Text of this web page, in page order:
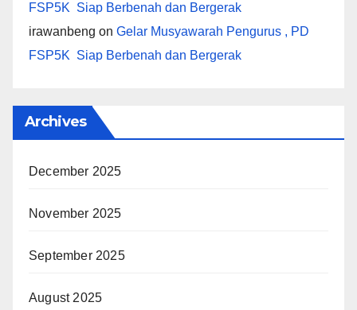
FSP5K Siap Berbenah dan Bergerak
irawanbeng on Gelar Musyawarah Pengurus , PD
FSP5K Siap Berbenah dan Bergerak
Archives
December 2025
November 2025
September 2025
August 2025